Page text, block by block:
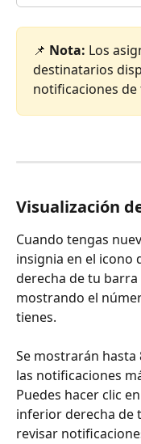
📌 Nota: Los
destinatarios
notificaciones de
Visualización
Cuando tengas
insignia en el icono
derecha de tu barra
mostrando el
tienes.
Se mostrarán hasta
las notificaciones
Puedes hacer clic
inferior derecha de
revisar